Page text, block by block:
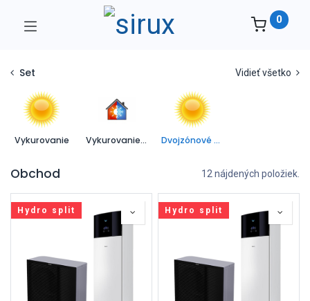
0
Set Vidieť všetko
Vykurovanie Vykurovanie a chladenie Dvojzónové vykurovanie
Obchod 12 nájdených položiek.
Hydro split Hydro split